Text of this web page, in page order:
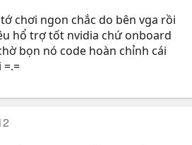
chơi ngon chắc do bên vga rồi
hổ trợ tốt nvidia chứ onboard
bọn nó code hoàn chỉnh cái